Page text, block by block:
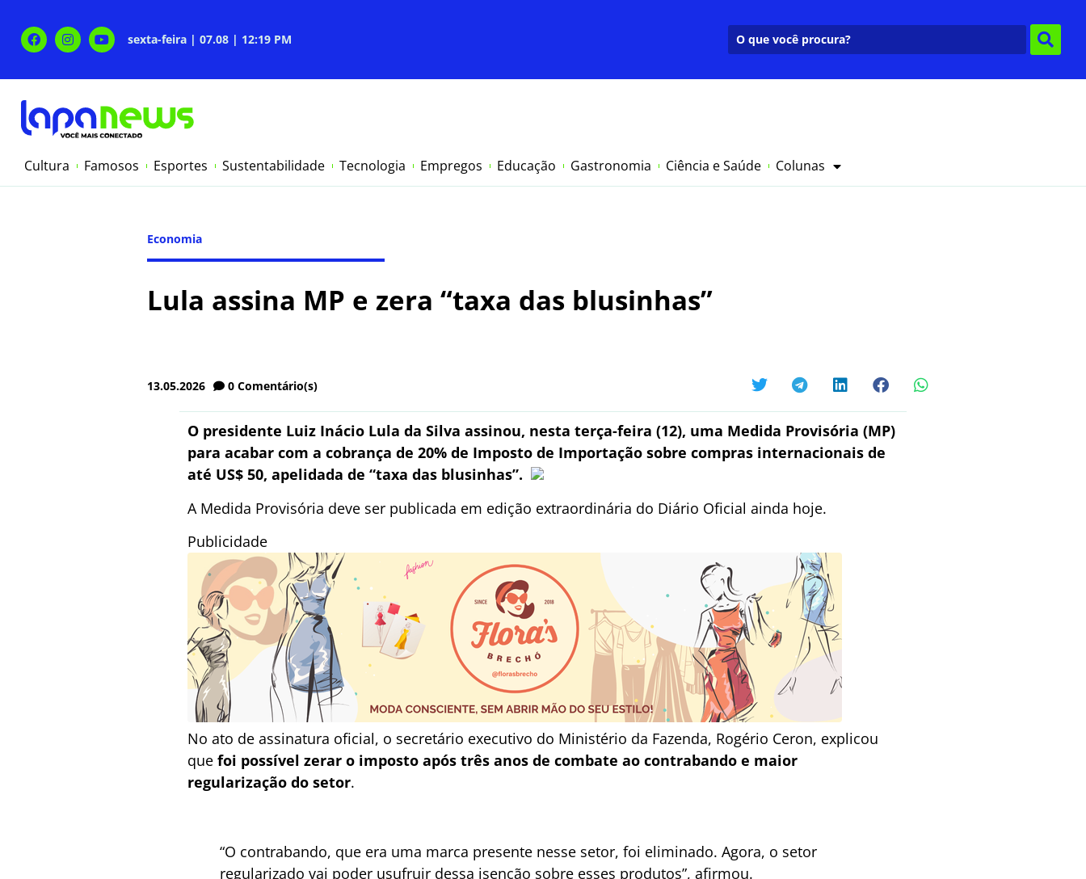
sexta-feira | 07.08 | 12:19 PM
Cultura Famosos Esportes Sustentabilidade Tecnologia Empregos Educação Gastronomia Ciência e Saúde Colunas
Economia
Lula assina MP e zera “taxa das blusinhas”
13.05.2026 0 Comentário(s)
O presidente Luiz Inácio Lula da Silva assinou, nesta terça-feira (12), uma Medida Provisória (MP)
para acabar com a cobrança de 20% de Imposto de Importação sobre compras internacionais de
até US$ 50, apelidada de “taxa das blusinhas”.
A Medida Provisória deve ser publicada em edição extraordinária do Diário Oficial ainda hoje.
Publicidade
No ato de assinatura oficial, o secretário executivo do Ministério da Fazenda, Rogério Ceron, explicou
que foi possível zerar o imposto após três anos de combate ao contrabando e maior
regularização do setor.
“O contrabando, que era uma marca presente nesse setor, foi eliminado. Agora, o setor
regularizado vai poder usufruir dessa isenção sobre esses produtos”, afirmou.